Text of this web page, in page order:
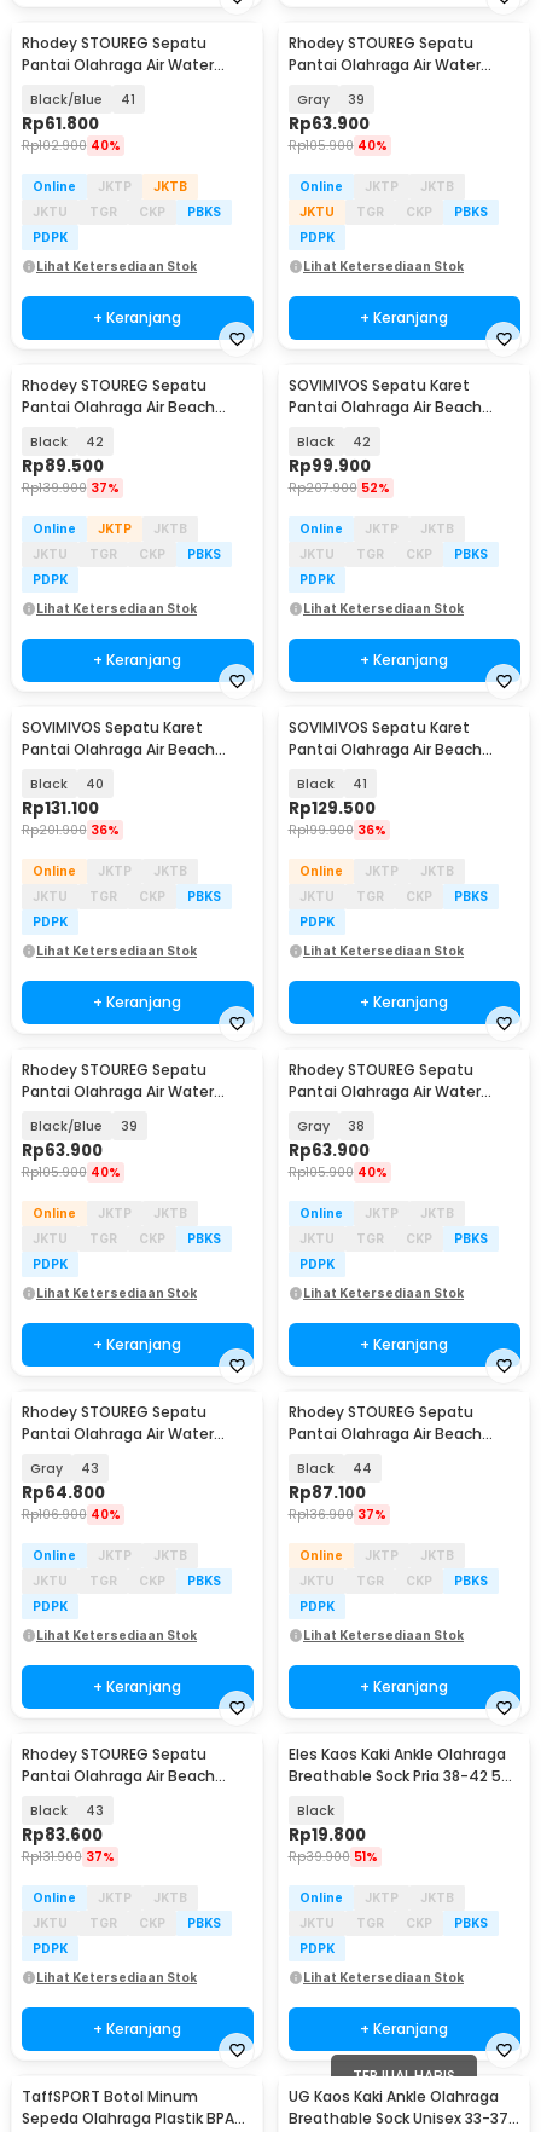
Rhodey STOUREG Sepatu
Pantai Olahraga Air Water
Black/Blue 41
Rp61.800
Rp102.900 40%
Online JKTP
JKTB
JKTU
TGR CKP
PBKS
PDPK
Lihat Ketersediaan Stok
+ Keranjang
Rhodey STOUREG Sepatu
Pantai Olahraga Air Water
Gray 39
Rp63.900
Rp105.900 40%
Online JKTP
JKTB
JKTU
TGR CKP
PBKS
PDPK
Lihat Ketersediaan Stok
+ Keranjang
Rhodey STOUREG Sepatu
Pantai Olahraga Air Beach
Black 42
Rp89.500
Rp139.900 37%
Online JKTP
JKTB
JKTU
TGR CKP
PBKS
PDPK
Lihat Ketersediaan Stok
+ Keranjang
SOVIMIVOS Sepatu Karet
Pantai Olahraga Air Beach
Black 42
Rp99.900
Rp207.900 52%
Online JKTP
JKTB
JKTU
TGR CKP
PBKS
PDPK
Lihat Ketersediaan Stok
+ Keranjang
SOVIMIVOS Sepatu Karet
Pantai Olahraga Air Beach
Black 40
Rp131.100
Rp201.900 36%
Online JKTP
JKTB
JKTU
TGR CKP
PBKS
PDPK
Lihat Ketersediaan Stok
+ Keranjang
SOVIMIVOS Sepatu Karet
Pantai Olahraga Air Beach
Black 41
Rp129.500
Rp199.900 36%
Online JKTP
JKTB
JKTU
TGR CKP
PBKS
PDPK
Lihat Ketersediaan Stok
+ Keranjang
Rhodey STOUREG Sepatu
Pantai Olahraga Air Water
Black/Blue 39
Rp63.900
Rp105.900 40%
Online JKTP
JKTB
JKTU
TGR CKP
PBKS
PDPK
Lihat Ketersediaan Stok
+ Keranjang
Rhodey STOUREG Sepatu
Pantai Olahraga Air Water
Gray 38
Rp63.900
Rp105.900 40%
Online JKTP
JKTB
JKTU
TGR CKP
PBKS
PDPK
Lihat Ketersediaan Stok
+ Keranjang
Rhodey STOUREG Sepatu
Pantai Olahraga Air Water
Gray 43
Rp64.800
Rp106.900 40%
Online JKTP
JKTB
JKTU
TGR CKP
PBKS
PDPK
Lihat Ketersediaan Stok
+ Keranjang
Rhodey STOUREG Sepatu
Pantai Olahraga Air Beach
Black 44
Rp87.100
Rp136.900 37%
Online JKTP
JKTB
JKTU
TGR CKP
PBKS
PDPK
Lihat Ketersediaan Stok
+ Keranjang
Rhodey STOUREG Sepatu
Pantai Olahraga Air Beach
Black 43
Rp83.600
Rp131.900 37%
Online JKTP
JKTB
JKTU
TGR CKP
PBKS
PDPK
Lihat Ketersediaan Stok
+ Keranjang
Eles Kaos Kaki Ankle Olahraga
Breathable Sock Pria 38-42 5
Black
Rp19.800
Rp39.900 51%
Online JKTP
JKTB
JKTU
TGR CKP
PBKS
PDPK
Lihat Ketersediaan Stok
+ Keranjang
TaffSPORT Botol Minum
Sepeda Olahraga Plastik BPA
TERJUAL HABIS
UG Kaos Kaki Ankle Olahraga
Breathable Sock Unisex 33-37 3